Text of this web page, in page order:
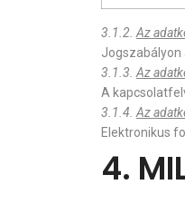
3.1.2. Az
Jogszabályon
3.1.3. Az
A
3.1.4. Az
Elektronikus
4.